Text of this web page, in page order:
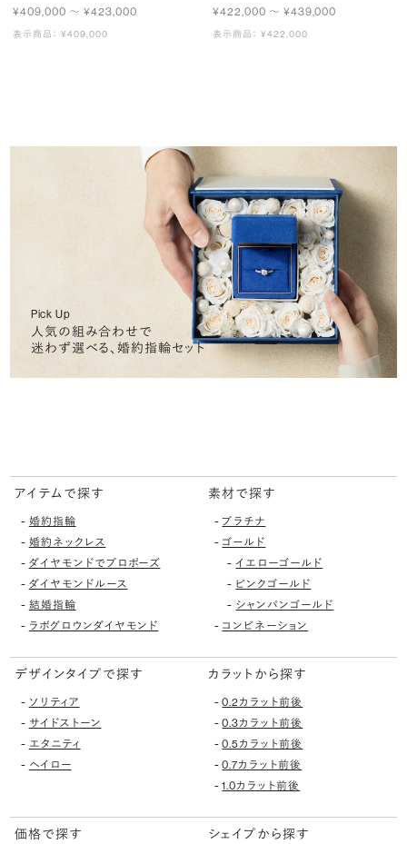
¥409,000 〜 ¥423,000
表示商品： ¥409,000
¥422,000 〜 ¥439,000
表示商品： ¥422,000
Pick Up
人気の組み合わせで
迷わず選べる、婚約指輪セット
アイテムで探す
- 婚約指輪
- 婚約ネックレス
- ダイヤモンドでプロポーズ
- ダイヤモンドルース
- 結婚指輪
- ラボグロウンダイヤモンド
素材で探す
-プラチナ
- ゴールド
-イエローゴールド
- ピンクゴールド
- シャンパンゴールド
- コンビネーション
デザインタイプで探す
- ソリティア
- サイドストーン
- エタニティ
- ヘイロー
カラットから探す
-0.2カラット前後
-0.3カラット前後
-0.5カラット前後
-0.7カラット前後
-1.0カラット前後
価格で探す
シェイプから探す